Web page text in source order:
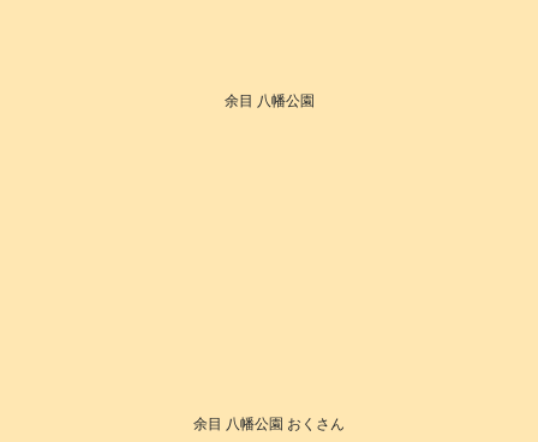
余目 八幡公園
余目 八幡公園 おくさん